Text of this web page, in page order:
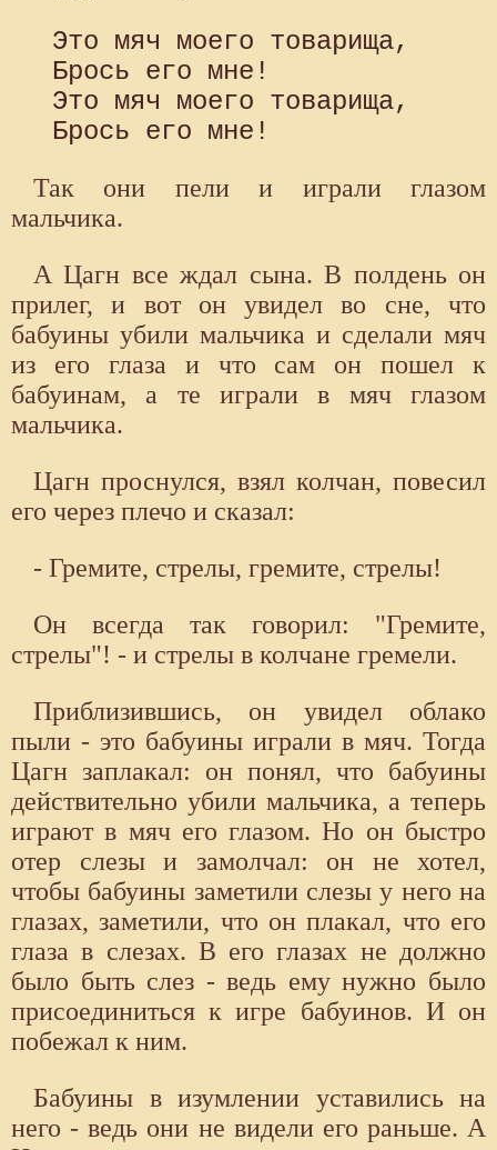
Это мяч моего товарища,
Брось его мне!
Это мяч моего товарища,
Так они пели и играли глазом
мальчика.
А Цагн все ждал сына. В полдень он
прилег, и вот он увидел во сне, что
бабуины убили мальчика и сделали мяч
из его глаза и что сам он пошел к
бабуинам, а те играли в мяч глазом
мальчика.
Цагн проснулся, взял колчан, повесил
его через плечо и сказал:
- Гремите, стрелы, гремите, стрелы!
Он всегда так говорил: "Гремите,
стрелы"! - и стрелы в колчане гремели.
Приблизившись, он увидел облако
пыли - это бабуины играли в мяч. Тогда
Цагн заплакал: он понял, что бабуины
действительно убили мальчика, а теперь
играют в мяч его глазом. Но он быстро
отер слезы и замолчал: он не хотел,
чтобы бабуины заметили слезы у него на
глазах, заметили, что он плакал, что его
глаза в слезах. В его глазах не должно
было быть слез - ведь ему нужно было
присоединиться к игре бабуинов. И он
побежал к ним.
Бабуины в изумлении уставились на
него - ведь они не видели его раньше. А